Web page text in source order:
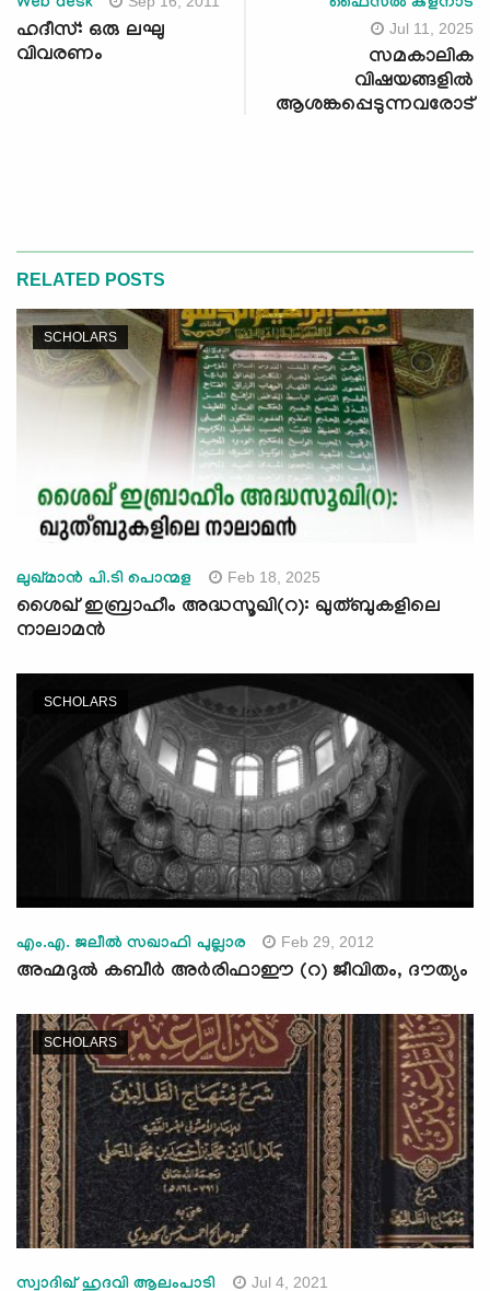
Web desk
ഹദീസ്: ഒരു ലഘു
വിവരണം
ഫൈസല്‍ കളനാട്
Jul 11, 2025
സമകാലിക
വിഷയങ്ങളില്‍
ആശങ്കപ്പെടുന്നവരോട്
RELATED POSTS
SCHOLARS
ലുഖ്മാന്‍ പി.ടി പൊന്മള Feb 18, 2025
ശൈഖ് ഇബ്രാഹീം അദ്ധസൂഖി(റ): ഖുത്ബുകളിലെ
നാലാമന്‍
SCHOLARS
എം.എ. ജലീല്‍ സഖാഫി പുല്ലാര Feb 29, 2012
അഹ്മദുല്‍ കബീര്‍ അര്‍രിഫാഈ (റ) ജീവിതം, ദൗത്യം
SCHOLARS
സ്വാദിഖ് ഹുദവി ആലംപാടി Jul 4, 2021